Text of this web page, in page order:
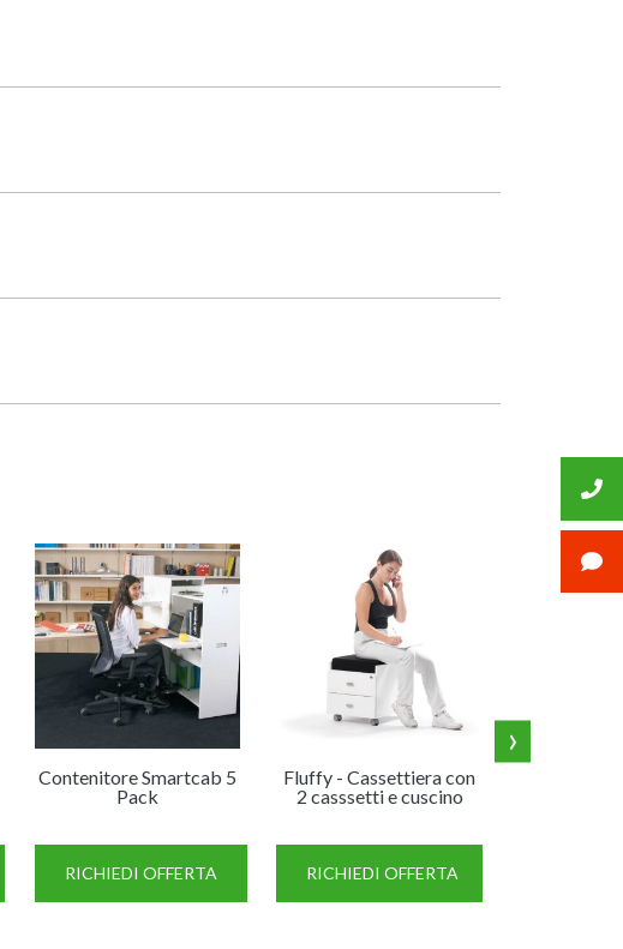
Contenitore Smartcab 5
Pack
RICHIEDI OFFERTA
Fluffy - Cassettiera con
2 casssetti e cuscino
RICHIEDI OFFERTA
›